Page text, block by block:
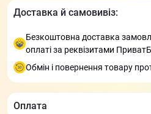
Доставка й самовивіз:
Безкоштовна доставка
оплаті за реквізитами
Обмін і повернення товару
Оплата